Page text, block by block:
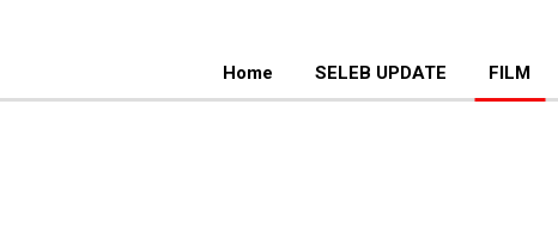
Home SELEB UPDATE FILM